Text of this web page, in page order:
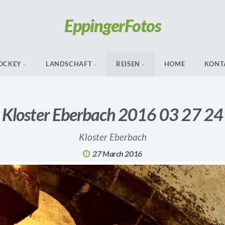
EppingerFotos
LANDSCHAFT REISEN HOME
Kloster Eberbach 2016 03 27 24
Kloster Eberbach
27 March 2016